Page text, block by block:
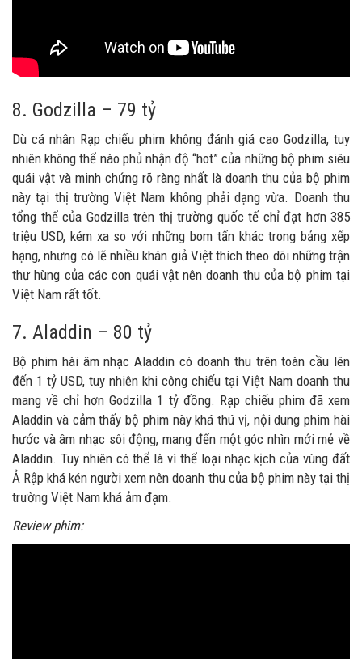
8. Godzilla – 79 tỷ
Dù cá nhân Rạp chiếu phim không đánh giá cao Godzilla, tuy
nhiên không thể nào phủ nhận độ “hot” của những bộ phim siêu
quái vật và minh chứng rõ ràng nhất là doanh thu của bộ phim
này tại thị trường Việt Nam không phải dạng vừa. Doanh thu
tổng thể của Godzilla trên thị trường quốc tế chỉ đạt hơn 385
triệu USD, kém xa so với những bom tấn khác trong bảng xếp
hạng, nhưng có lẽ nhiều khán giả Việt thích theo dõi những trận
thư hùng của các con quái vật nên doanh thu của bộ phim tại
Việt Nam rất tốt.
7. Aladdin – 80 tỷ
Bộ phim hài âm nhạc Aladdin có doanh thu trên toàn cầu lên
đến 1 tỷ USD, tuy nhiên khi công chiếu tại Việt Nam doanh thu
mang về chỉ hơn Godzilla 1 tỷ đồng. Rạp chiếu phim đã xem
Aladdin và cảm thấy bộ phim này khá thú vị, nội dung phim hài
hước và âm nhạc sôi động, mang đến một góc nhìn mới mẻ về
Aladdin. Tuy nhiên có thể là vì thể loại nhạc kịch của vùng đất
Ả Rập khá kén người xem nên doanh thu của bộ phim này tại thị
trường Việt Nam khá ảm đạm.
Review phim: